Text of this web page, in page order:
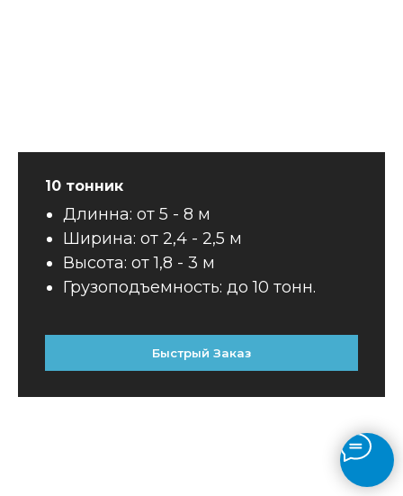
10 тонник
Длинна: от 5 - 8 м
Ширина: от 2,4 - 2,5 м
Высота: от 1,8 - 3 м
Грузоподъемность: до 10 тонн.
Быстрый Заказ